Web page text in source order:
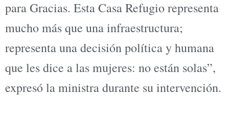
para Gracias. Esta Casa Refugio representa
mucho más que una infraestructura;
representa una decisión política y humana
que les dice a las mujeres: no están solas”,
expresó la ministra durante su intervención.